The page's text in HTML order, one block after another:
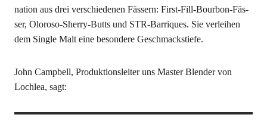
na­ti­on aus drei ver­schie­de­nen Fäs­sern: First-Fill-Bour­bon-Fäs­
ser, Olo­ro­so-Sher­ry-Butts und STR-Bar­ri­ques. Sie ver­lei­hen
dem Sin­gle Malt eine beson­de­re Geschmackstiefe.
John Camp­bell, Pro­duk­ti­ons­lei­ter uns Mas­ter Blen­der von
Loch­lea, sagt: